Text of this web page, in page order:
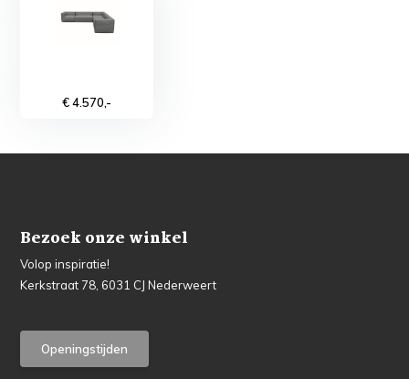
€ 4.570,-
Bezoek onze winkel
Volop inspiratie!
Kerkstraat 78, 6031 CJ Nederweert
Openingstijden